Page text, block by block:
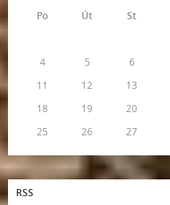
Po
Út St
4
5 6
11
12 13
18
19 20
25
26 27
RSS